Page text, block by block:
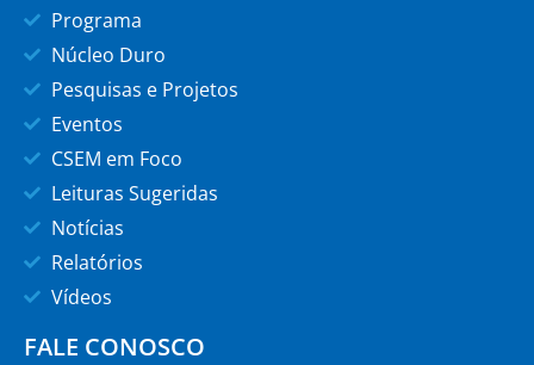
Programa
Núcleo Duro
Pesquisas e Projetos
Eventos
CSEM em Foco
Leituras Sugeridas
Notícias
Relatórios
Vídeos
FALE CONOSCO